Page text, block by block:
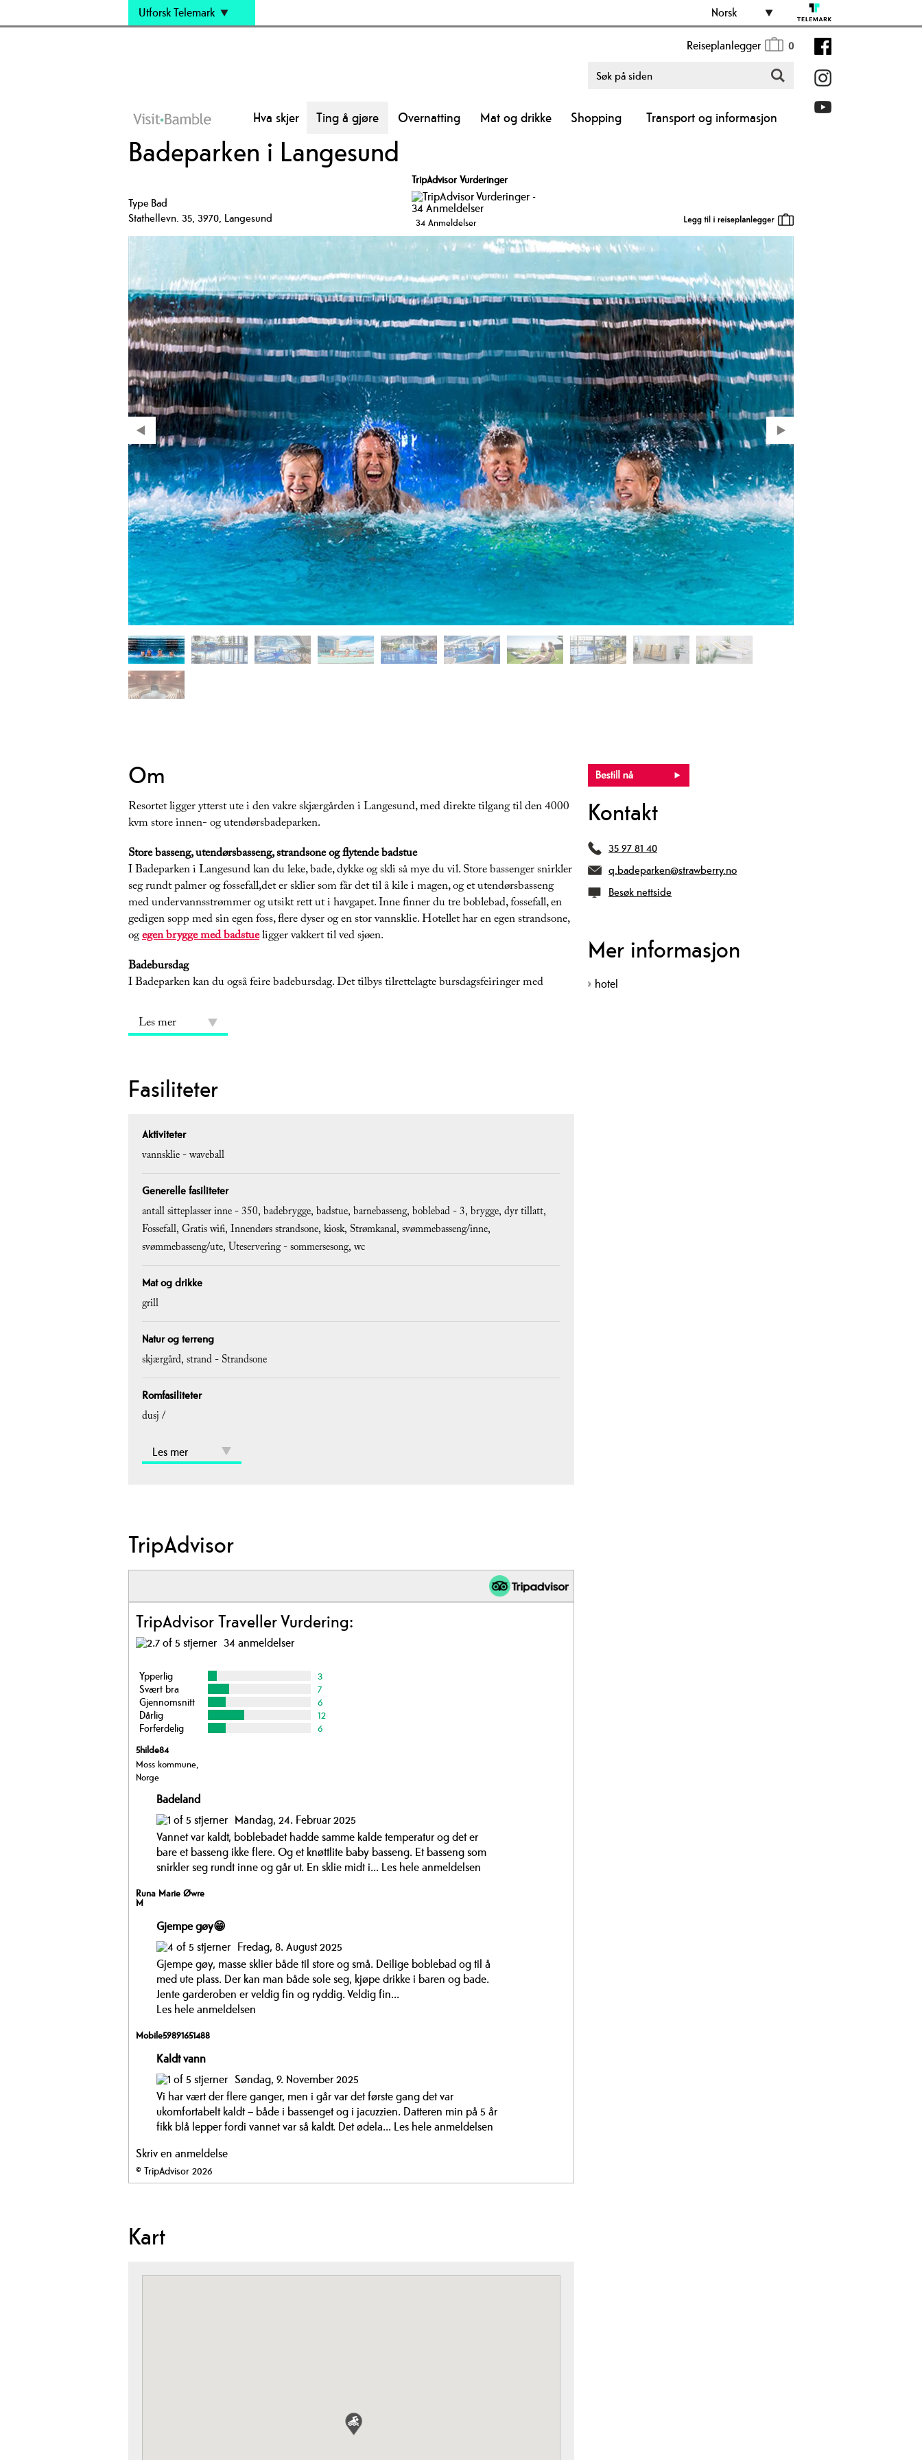
Utforsk Telemark Norsk
Reiseplanlegger 0
Hva skjer Ting å gjøre Overnatting Mat og drikke Shopping Transport og informasjon
Badeparken i Langesund
TypeBad
Stathellevn. 35, 3970, Langesund
TripAdvisor Vurderinger
34 Anmeldelser
Om
Resortet ligger ytterst ute i den vakre skjærgården i Langesund, med direkte tilgang til den 4000
kvm store innen- og utendørsbadeparken.
Store basseng, utendørsbasseng, strandsone og flytende badstue
I Badeparken i Langesund kan du leke, bade, dykke og skli så mye du vil. Store bassenger snirkler
seg rundt palmer og fossefall,det er sklier som får det til å kile i magen, og et utendørsbasseng
med undervannsstrømmer og utsikt rett ut i havgapet. Inne finner du tre boblebad, fossefall, en
gedigen sopp med sin egen foss, flere dyser og en stor vannsklie. Hotellet har en egen strandsone,
ogegen brygge med badstueligger vakkert til ved sjøen.
Badebursdag
I Badeparken kan du også feire badebursdag. Det tilbys tilrettelagte bursdagsfeiringer med
Les mer
Fasiliteter
Aktiviteter
vannsklie -waveball
Generelle fasiliteter
antall sitteplasser inne -350 badebrygge badstue barnebasseng boblebad -3 brygge dyr tillatt
Fossefall Gratis wifi Innendørs strandsone kiosk Strømkanal svømmebasseng/inne
svømmebasseng/ute Uteservering -sommersesong wc
Mat og drikke
grill
Natur og terreng
skjærgård strand -Strandsone
Romfasiliteter
dusj /
Les mer
TripAdvisor
TripAdvisor Traveller Vurdering:
34 anmeldelser
Ypperlig
3
Svært bra
7
Gjennomsnitt
6
Dårlig
12
Forferdelig
6
5hilde84
Moss kommune,
Norge
Badeland
Mandag, 24. Februar 2025
Vannet var kaldt, boblebadet hadde samme kalde temperatur og det er
bare et basseng ikke flere. Og et knøttlite baby basseng. Et basseng som
snirkler seg rundt inne og går ut. En sklie midt i... Les hele anmeldelsen
Runa Marie Øwre
M
Gjempe gøy😁
Fredag, 8. August 2025
Gjempe gøy, masse sklier både til store og små. Deilige boblebad og til å
med ute plass. Der kan man både sole seg, kjøpe drikke i baren og bade.
Jente garderoben er veldig fin og ryddig. Veldig fin...
Les hele anmeldelsen
Mobile59891651488
Kaldt vann
Søndag, 9. November 2025
Vi har vært der flere ganger, men i går var det første gang det var
ukomfortabelt kaldt – både i bassenget og i jacuzzien. Datteren min på 5 år
fikk blå lepper fordi vannet var så kaldt. Det ødela... Les hele anmeldelsen
Skriv en anmeldelse
© TripAdvisor 2026
Kart
Kontakt
35 97 81 40
q.badeparken@strawberry.no
Besøk nettside
Mer informasjon
hotel